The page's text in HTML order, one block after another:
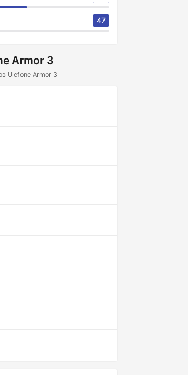
47
Armor 3
Ulefone Armor 3